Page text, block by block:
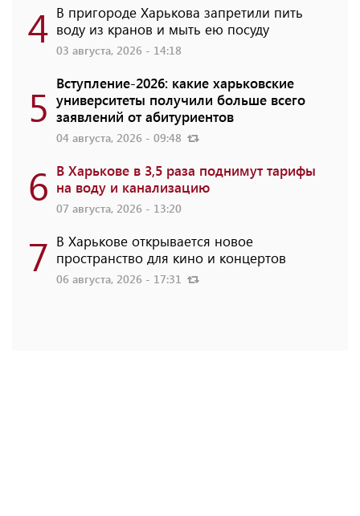
4 В пригороде Харькова запретили пить
воду из кранов и мыть ею посуду
03 августа, 2026 - 14:18
5 Вступление-2026: какие харьковские
университеты получили больше всего
заявлений от абитуриентов
04 августа, 2026 - 09:48
6 В Харькове в 3,5 раза поднимут тарифы
на воду и канализацию
07 августа, 2026 - 13:20
7 В Харькове открывается новое
пространство для кино и концертов
06 августа, 2026 - 17:31